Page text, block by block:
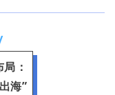
：
海”